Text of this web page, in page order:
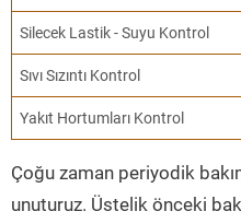
Silecek Lastik - Suyu Kontrol
Sıvı Sızıntı Kontrol
Yakıt Hortumları Kontrol
Çoğu zaman periyodik
unuturuz. Üstelik önceki